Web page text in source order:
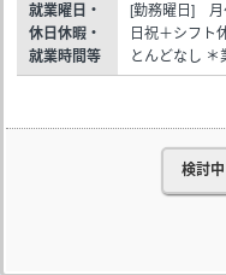
就業曜日・
休日休暇・
就業時間等
[勤務曜日]
日祝＋シフ
とんどなし ＊
検討